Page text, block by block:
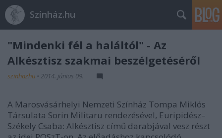
Színház.hu
"Mindenki fél a haláltól" - Az
Alkésztisz szakmai beszélgetéséről
szinhazhu • 2014. június 09.
A Marosvásárhelyi Nemzeti Színház Tompa Miklós
Társulata Sorin Militaru rendezésével, Euripidész–
Székely Csaba: Alkésztisz című darabjával vesz részt